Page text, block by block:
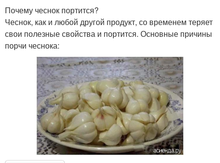
Почему чеснок портится?
Чеснок, как и любой другой продукт, со временем теряет
свои полезные свойства и портится. Основные причины
порчи чеснока: